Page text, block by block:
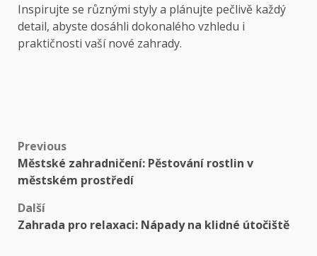
Inspirujte se různými styly a plánujte pečlivě každý
detail, abyste dosáhli dokonalého vzhledu i
praktičnosti vaší nové zahrady.
Post
navigation
Previous
Městské zahradničení: Pěstování rostlin v
městském prostředí
Další
Zahrada pro relaxaci: Nápady na klidné útočiště